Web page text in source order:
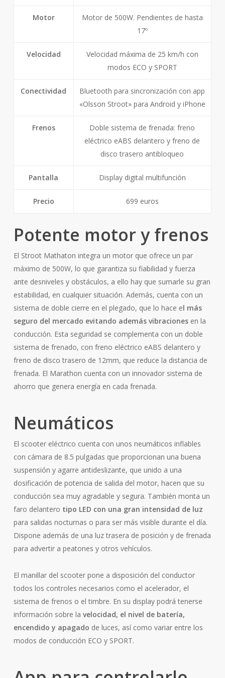
Motor
Motor de 500W. Pendientes de hasta
17º
Velocidad
Velocidad máxima de 25 km/h con
modos ECO y SPORT
Conectividad
Bluetooth para sincronización con app
«Olsson Stroot» para Android y iPhone
Frenos
Doble sistema de frenada: freno
eléctrico eABS delantero y freno de
disco trasero antibloqueo
Pantalla Display digital multifunción
Precio 699 euros
Potente motor y frenos
El Stroot Mathaton integra un motor que ofrece un par
máximo de 500W, lo que garantiza su fiabilidad y fuerza
ante desniveles y obstáculos, a ello hay que sumarle su gran
estabilidad, en cualquier situación. Además, cuenta con un
sistema de doble cierre en el plegado, que lo hace el más
seguro del mercado evitando además vibracionesen la
conducción. Esta seguridad se complementa con un doble
sistema de frenado, con freno eléctrico eABS delantero y
freno de disco trasero de 12mm, que reduce la distancia de
frenada. El Marathon cuenta con un innovador sistema de
ahorro que genera energía en cada frenada.
Neumáticos
El scooter eléctrico cuenta con unos neumáticos inflables
con cámara de 8.5 pulgadas que proporcionan una buena
suspensión y agarre antideslizante, que unido a una
dosificación de potencia de salida del motor, hacen que su
conducción sea muy agradable y segura. También monta un
faro delantero tipo LED con una gran intensidad de luz
para salidas nocturnas o para ser más visible durante el día.
Dispone además de una luz trasera de posición y de frenada
para advertir a peatones y otros vehículos.
El manillar del scooter pone a disposición del conductor
todos los controles necesarios como el acelerador, el
sistema de frenos o el timbre. En su display podrá tenerse
información sobre la velocidad, el nivel de batería,
encendido y apagado de luces, así como variar entre los
modos de conducción ECO y SPORT.